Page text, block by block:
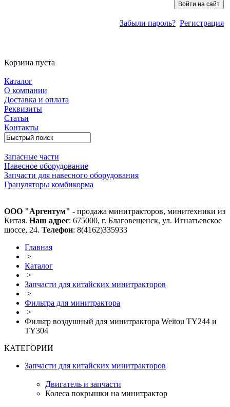
Забыли пароль? Регистрация
Корзина пуста
Каталог
О компании
Доставка и оплата
Реквизиты
Статьи
Контакты
Запасные части
Навесное оборудование
Запчасти для навесного оборудования
Грануляторы комбикорма
ООО "Аргентум" - продажа минитракторов, минитехники из
Китая. Наш адрес: 675000, г. Благовещенск, ул. Игнатьевское
шоссе, 24. Телефон: 8(4162)335933
Главная
>
Каталог
>
Запчасти для китайских минитракторов
>
Фильтра для минитрактора
>
Фильтр воздушный для минитрактора Weitou TY244 и
TY304
КАТЕГОРИИ
Запчасти для китайских минитракторов
Двигатель и запчасти
Колеса покрышки на минитрактор